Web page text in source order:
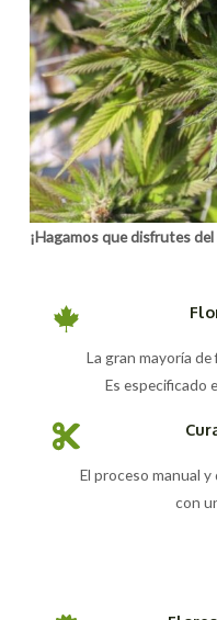
¡Hagamos que disfrutes
La gran mayoría
Es especificado
El proceso manual
con